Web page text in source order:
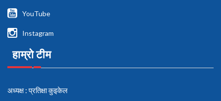
YouTube
Instagram
हाम्रो टीम
अध्यक्ष : प्रतिक्षा कुइकेल